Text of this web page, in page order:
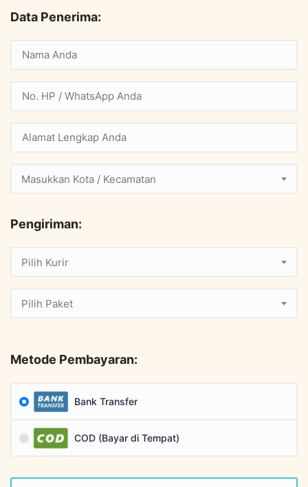
Data Penerima:
Masukkan Kota / Kecamatan
Pengiriman:
Pilih Kurir
Pilih Paket
Metode Pembayaran:
Bank Transfer
COD (Bayar di Tempat)